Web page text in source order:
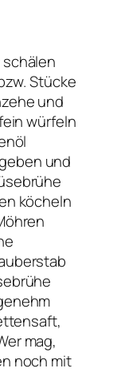
Stücke
und
würfeln
und
köcheln
mag,
noch mit